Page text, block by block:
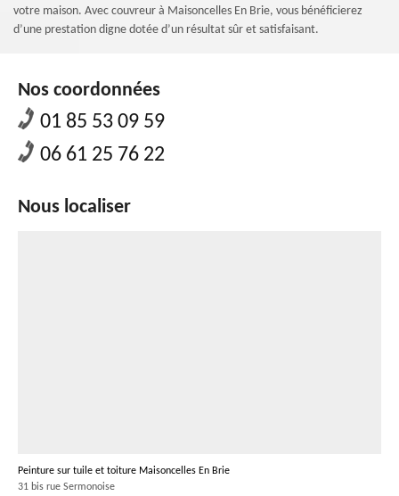
votre maison. Avec couvreur à Maisoncelles En Brie, vous bénéficierez
d’une prestation digne dotée d’un résultat sûr et satisfaisant.
Nos coordonnées
01 85 53 09 59
06 61 25 76 22
Nous localiser
Peinture sur tuile et toiture Maisoncelles En Brie
31 bis rue Sermonoise